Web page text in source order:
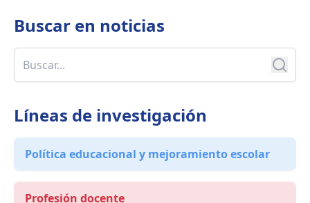
Buscar en noticias
Líneas de investigación
Política educacional y mejoramiento escolar
Profesión docente